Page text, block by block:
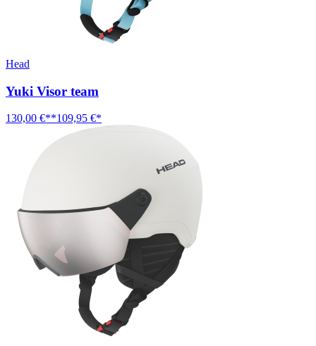
Head
Yuki Visor team
130,00 €**109,95 €*